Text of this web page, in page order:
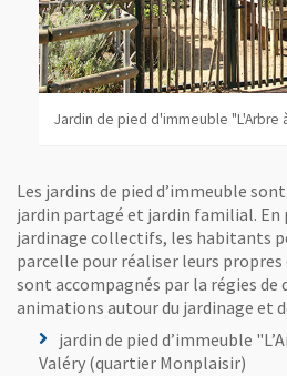
Jardin de pied d'immeuble "L'Arbre
Jardin de pied d'immeuble "L'Amitié",
Les jardins de pied d’immeuble
jardin partagé et jardin familial. En
jardinage collectifs, les habitants
parcelle pour réaliser leurs
sont accompagnés par la régies de
animations autour du jardinage et
jardin de pied d’immeuble
Valéry (quartier Monplaisir)